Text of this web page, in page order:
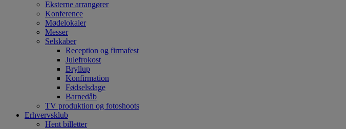
Eksterne arrangører
Konference
Mødelokaler
Messer
Selskaber
Reception og firmafest
Julefrokost
Bryllup
Konfirmation
Fødselsdage
Barnedåb
TV produktion og fotoshoots
Erhvervsklub
Hent billetter